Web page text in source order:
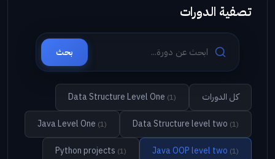
تصفية الدورات
بحث
كل الدورات Data Structure Level One (1)
Data Structure level two (1)
Java Level One (1)
Java OOP level two (1)
Python projects (1)